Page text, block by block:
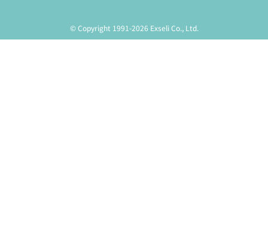
© Copyright 1991-2026 Exseli Co., Ltd.